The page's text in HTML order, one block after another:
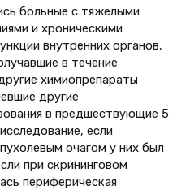
больные с тяжелыми
и хроническими
внутренних органов,
в течение
химиопрепараты
другие
в предшествующие 5
если
очагом у них был
при скрининговом
периферическая